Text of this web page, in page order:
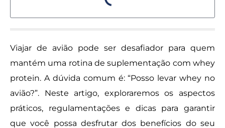
Viajar de avião pode ser desafiador para quem
mantém uma rotina de suplementação com whey
protein. A dúvida comum é: “Posso levar whey no
avião?”. Neste artigo, exploraremos os aspectos
práticos, regulamentações e dicas para garantir
que você possa desfrutar dos benefícios do seu